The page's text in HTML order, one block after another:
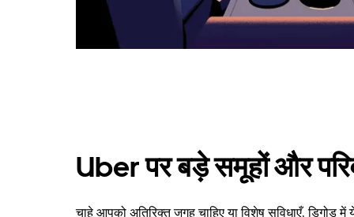
Uber पर बड़े समूहों और
चाहे आपको अतिरिक्त जगह चाहिए या विशेष सुविधाएँ,